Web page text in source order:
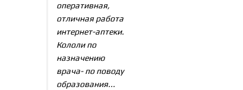
оперативная,
отличная работа
интернет-аптеки.
Кололи по
назначению
врача- по поводу
образования...